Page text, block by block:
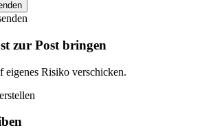
zur Post bringen
eigenes Risiko verschicken.